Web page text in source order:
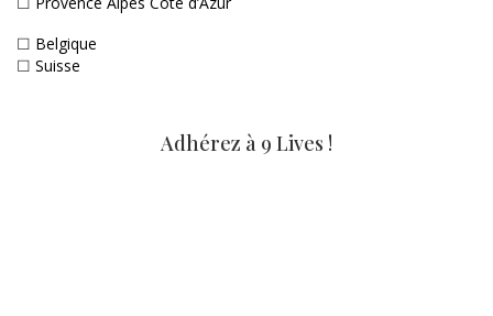
☐ Belgique
☐ Suisse
Adhérez à 9 Lives !